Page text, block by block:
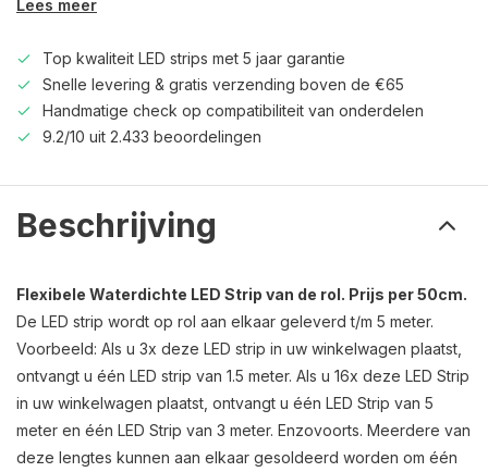
Lees meer
Top kwaliteit LED strips met 5 jaar garantie
Snelle levering & gratis verzending boven de €65
Handmatige check op compatibiliteit van onderdelen
9.2/10 uit 2.433 beoordelingen
Beschrijving
Flexibele Waterdichte LED Strip van de rol. Prijs per 50cm.
De LED strip wordt op rol aan elkaar geleverd t/m 5 meter.
Voorbeeld: Als u 3x deze LED strip in uw winkelwagen plaatst,
ontvangt u één LED strip van 1.5 meter. Als u 16x deze LED Strip
in uw winkelwagen plaatst, ontvangt u één LED Strip van 5
meter en één LED Strip van 3 meter. Enzovoorts. Meerdere van
deze lengtes kunnen aan elkaar gesoldeerd worden om één